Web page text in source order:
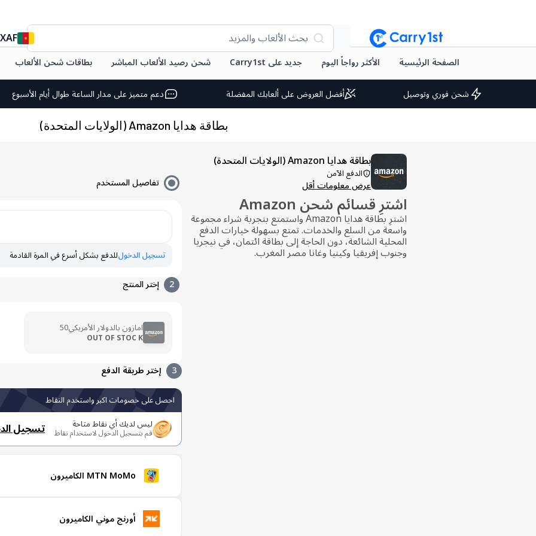
بحث الألعاب والمزيد XAF
الصفحة الرئيسية الأكثر رواجاً اليوم جديد على Carry1st شحن رصيد الألعاب المباشر
بطاقات شحن الألعاب
شحن فوري وتوصيل
أفضل العروض على ألعابك المفضلة دعم متميز على مدار الساعة طوال أيام الأسبوع
بطاقة هدايا Amazon (الولايات المتحدة)
بطاقة هدايا Amazon (الولايات المتحدة)
الدفع الآمن
عرض معلومات أقل
اشترِ قسائم شحن Amazonاشترِ بطاقة هدايا Amazon واستمتع بتجربة شراء مجموعة
واسعة من السلع والخدمات. تمتع بسهولة خيارات الدفع
المحلية الشائعة، دون الحاجة إلى بطاقة ائتمان، في نيجريا
وجنوب إفريقيا وكينيا وغانا مصر المغرب.
تفاصيل المستخدم
تسجيل الدخولللدفع بشكل أسرع في المرة القادمة
2 إختر المنتج
امازون بالدولار الأمريكي50
OUT OF STOC K
3 إختر طريقة الدفع
احصل على خصومات اكبر واستخدم النقاط
ليس لديك أي نقاط متاحة
قم بتسجيل الدخول لاستخدام نقاط تسجيل
MTN MoMo الكاميرون
أورنج موني الكاميرون